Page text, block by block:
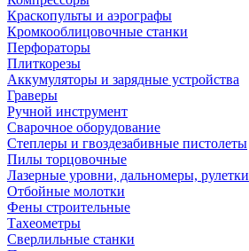
Краскопульты и аэрографы
Кромкооблицовочные станки
Перфораторы
Плиткорезы
Аккумуляторы и зарядные устройства
Граверы
Ручной инструмент
Сварочное оборудование
Степлеры и гвоздезабивные пистолеты
Пилы торцовочные
Лазерные уровни, дальномеры, рулетки
Отбойные молотки
Фены строительные
Тахеометры
Сверлильные станки